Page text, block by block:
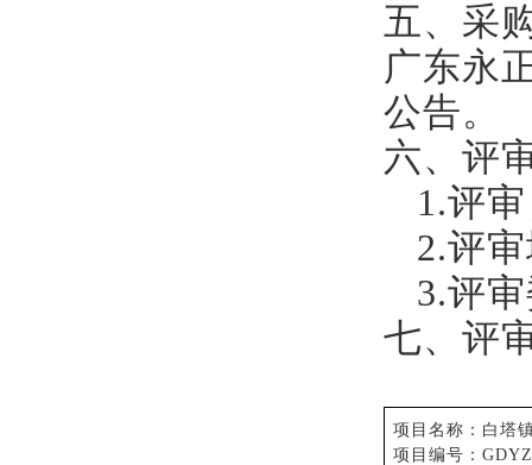
五、采
广东永
公告。
六、评
1.评
2.评
3.评
七、评
项目名称： 白塔
项目编号：